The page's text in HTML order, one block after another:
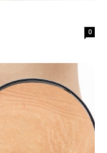
0